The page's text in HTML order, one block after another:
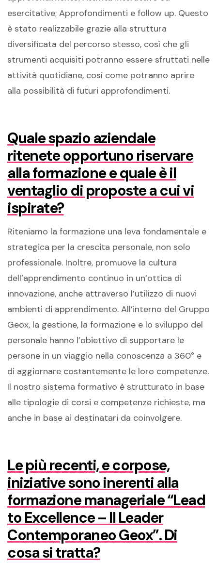
esercitative; Approfondimenti e follow up. Questo
è stato realizzabile grazie alla struttura
diversificata del percorso stesso, così che gli
strumenti acquisiti potranno essere sfruttati nelle
attività quotidiane, così come potranno aprire
alla possibilità di futuri approfondimenti.
Quale spazio aziendale
ritenete opportuno riservare
alla formazione e quale è il
ventaglio di proposte a cui vi
ispirate?
Riteniamo la formazione una leva fondamentale e
strategica per la crescita personale, non solo
professionale. Inoltre, promuove la cultura
dell’apprendimento continuo in un’ottica di
innovazione, anche attraverso l’utilizzo di nuovi
ambienti di apprendimento. All’interno del Gruppo
Geox, la gestione, la formazione e lo sviluppo del
personale hanno l’obiettivo di supportare le
persone in un viaggio nella conoscenza a 360° e
di aggiornare costantemente le loro competenze.
Il nostro sistema formativo è strutturato in base
alle tipologie di corsi e competenze richieste, ma
anche in base ai destinatari da coinvolgere.
Le più recenti, e corpose,
iniziative sono inerenti alla
formazione manageriale “Lead
to Excellence – Il Leader
Contemporaneo Geox”. Di
cosa si tratta?